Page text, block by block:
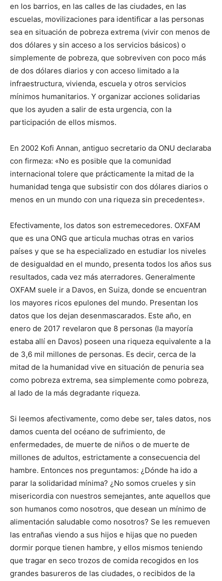
en los barrios, en las calles de las ciudades, en las
escuelas, movilizaciones para identificar a las personas
sea en situación de pobreza extrema (vivir con menos de
dos dólares y sin acceso a los servicios básicos) o
simplemente de pobreza, que sobreviven con poco más
de dos dólares diarios y con acceso limitado a la
infraestructura, vivienda, escuela y otros servicios
mínimos humanitarios. Y organizar acciones solidarias
que los ayuden a salir de esta urgencia, con la
participación de ellos mismos.
En 2002 Kofi Annan, antiguo secretario da ONU declaraba
con firmeza: «No es posible que la comunidad
internacional tolere que prácticamente la mitad de la
humanidad tenga que subsistir con dos dólares diarios o
menos en un mundo con una riqueza sin precedentes».
Efectivamente, los datos son estremecedores. OXFAM
que es una ONG que articula muchas otras en varios
países y que se ha especializado en estudiar los niveles
de desigualdad en el mundo, presenta todos los años sus
resultados, cada vez más aterradores. Generalmente
OXFAM suele ir a Davos, en Suiza, donde se encuentran
los mayores ricos epulones del mundo. Presentan los
datos que los dejan desenmascarados. Este año, en
enero de 2017 revelaron que 8 personas (la mayoría
estaba allí en Davos) poseen una riqueza equivalente a la
de 3,6 mil millones de personas. Es decir, cerca de la
mitad de la humanidad vive en situación de penuria sea
como pobreza extrema, sea simplemente como pobreza,
al lado de la más degradante riqueza.
Si leemos afectivamente, como debe ser, tales datos, nos
damos cuenta del océano de sufrimiento, de
enfermedades, de muerte de niños o de muerte de
millones de adultos, estrictamente a consecuencia del
hambre. Entonces nos preguntamos: ¿Dónde ha ido a
parar la solidaridad mínima? ¿No somos crueles y sin
misericordia con nuestros semejantes, ante aquellos que
son humanos como nosotros, que desean un mínimo de
alimentación saludable como nosotros? Se les remueven
las entrañas viendo a sus hijos e hijas que no pueden
dormir porque tienen hambre, y ellos mismos teniendo
que tragar en seco trozos de comida recogidos en los
grandes basureros de las ciudades, o recibidos de la